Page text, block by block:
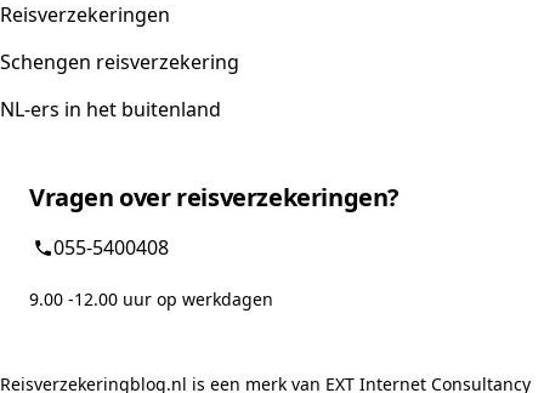
Reisverzekeringen
Schengen reisverzekering
NL-ers in het buitenland
Vragen over reisverzekeringen?
055-5400408
9.00 -12.00 uur op werkdagen
Reisverzekeringblog.nl is een merk van EXT Internet Consultancy